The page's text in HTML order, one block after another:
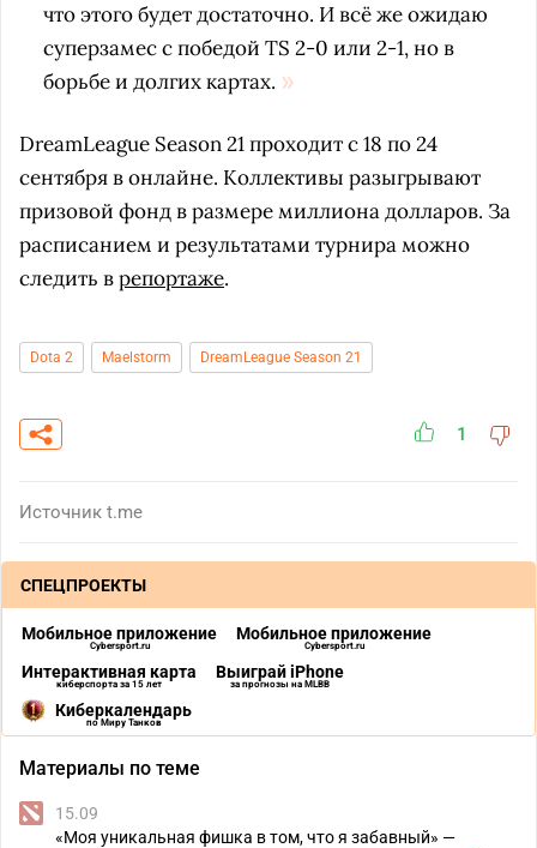
что этого будет достаточно. И всё же ожидаю
суперзамес с победой TS 2-0 или 2-1, но в
борьбе и долгих картах.
DreamLeague Season 21 проходит с 18 по 24
сентября в онлайне. Коллективы разыгрывают
призовой фонд в размере миллиона долларов. За
расписанием и результатами турнира можно
следить врепортаже.
Dota 2 Maelstorm DreamLeague Season 21
1
Источник t.me
СПЕЦПРОЕКТЫ
Мобильное приложение
Cybersport.ru
Мобильное приложение
Cybersport.ru
Интерактивная карта
киберспорта за 15 лет
Выиграй iPhone
за прогнозы на MLBB
Киберкалендарь
по Миру Танков
Материалы по теме
15.09
«Моя уникальная фишка в том, что я забавный» —